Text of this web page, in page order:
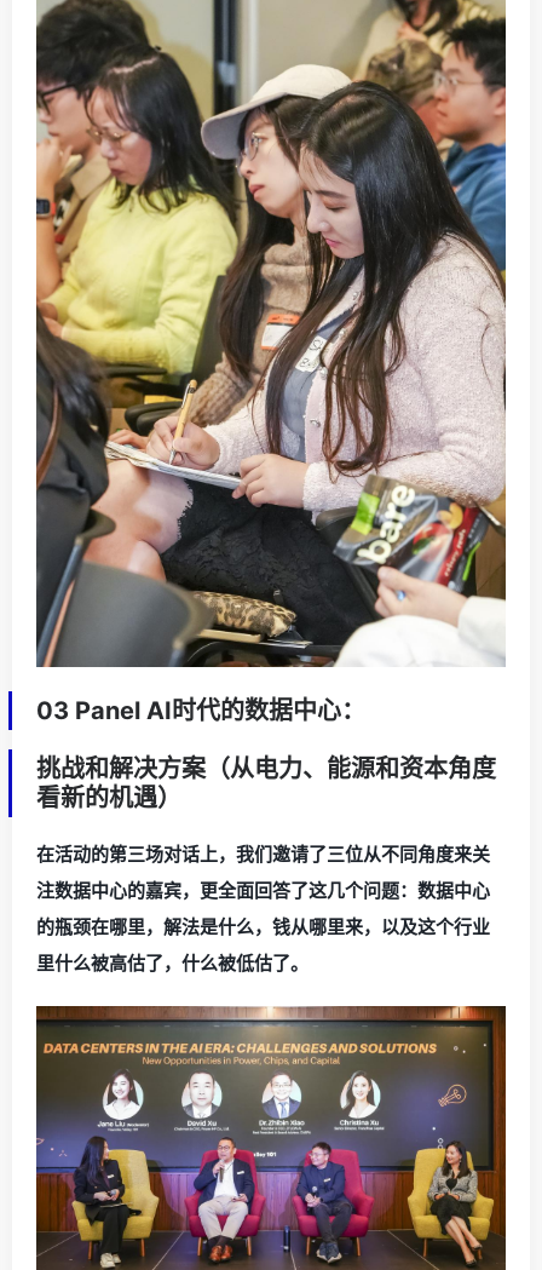
03 Panel AI时代的数据中心：
挑战和解决方案（从电力、能源和资本角度
看新的机遇）
在活动的第三场对话上，我们邀请了三位从不同角度来关
注数据中心的嘉宾，更全面回答了这几个问题：数据中心
的瓶颈在哪里，解法是什么，钱从哪里来，以及这个行业
里什么被高估了，什么被低估了。